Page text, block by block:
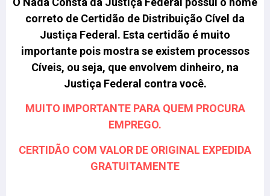
correto de Certidão de Distribuição Cível da
Justiça Federal. Esta certidão é muito
importante pois mostra se existem processos
Cíveis, ou seja, que envolvem dinheiro, na
Justiça Federal contra você.
MUITO IMPORTANTE PARA QUEM PROCURA
EMPREGO.
CERTIDÃO COM VALOR DE ORIGINAL EXPEDIDA
GRATUITAMENTE